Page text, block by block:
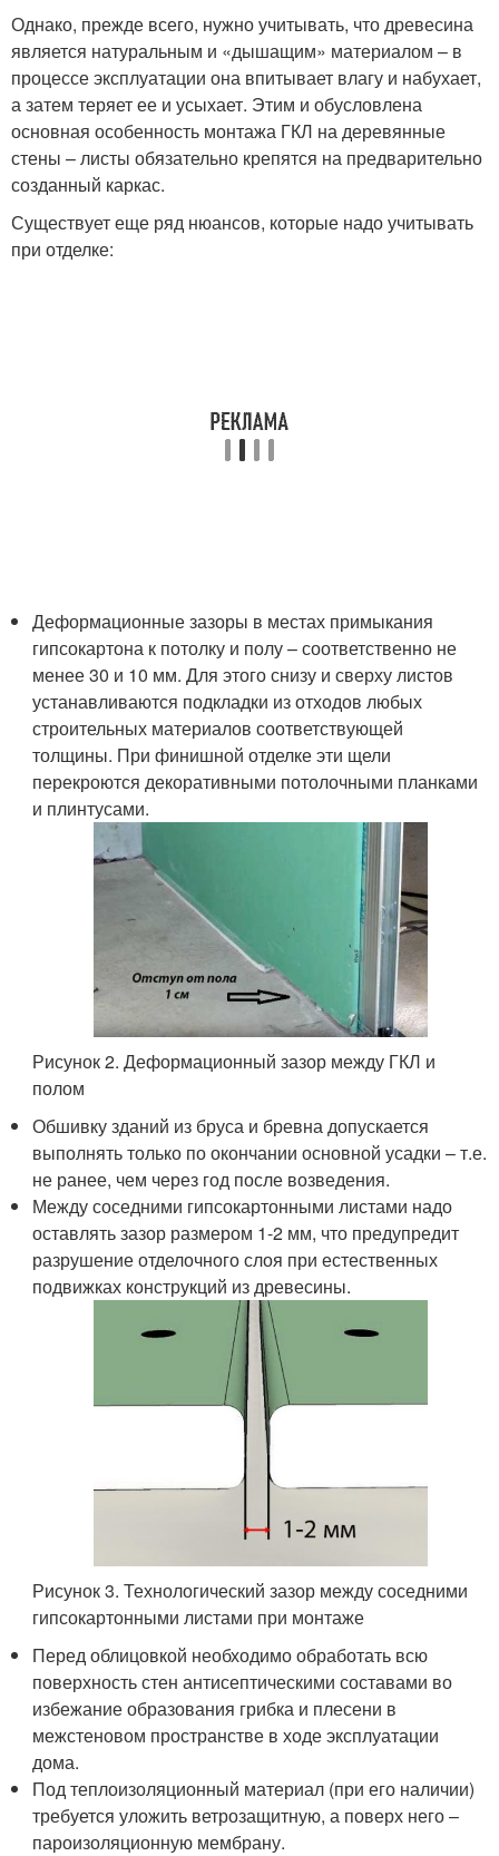
Однако, прежде всего, нужно учитывать, что древесина
является натуральным и «дышащим» материалом – в
процессе эксплуатации она впитывает влагу и набухает,
а затем теряет ее и усыхает. Этим и обусловлена
основная особенность монтажа ГКЛ на деревянные
стены – листы обязательно крепятся на предварительно
созданный каркас.
Существует еще ряд нюансов, которые надо учитывать
при отделке:
Деформационные зазоры в местах примыкания
гипсокартона к потолку и полу – соответственно не
менее 30 и 10 мм. Для этого снизу и сверху листов
устанавливаются подкладки из отходов любых
строительных материалов соответствующей
толщины. При финишной отделке эти щели
перекроются декоративными потолочными планками
и плинтусами.
Рисунок 2. Деформационный зазор между ГКЛ и
полом
Обшивку зданий из бруса и бревна допускается
выполнять только по окончании основной усадки – т.е.
не ранее, чем через год после возведения.
Между соседними гипсокартонными листами надо
оставлять зазор размером 1-2 мм, что предупредит
разрушение отделочного слоя при естественных
подвижках конструкций из древесины.
Рисунок 3. Технологический зазор между соседними
гипсокартонными листами при монтаже
Перед облицовкой необходимо обработать всю
поверхность стен антисептическими составами во
избежание образования грибка и плесени в
межстеновом пространстве в ходе эксплуатации
дома.
Под теплоизоляционный материал (при его наличии)
требуется уложить ветрозащитную, а поверх него –
пароизоляционную мембрану.